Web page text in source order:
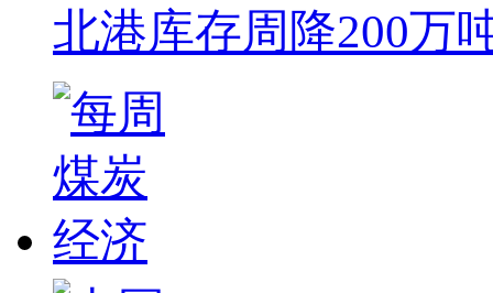
北港库存周降200万